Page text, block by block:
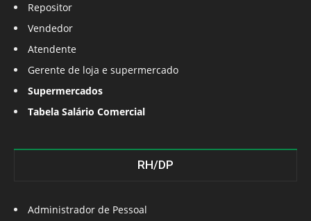
Repositor
Vendedor
Atendente
Gerente de loja e supermercado
Supermercados
Tabela Salário Comercial
RH/DP
Administrador de Pessoal